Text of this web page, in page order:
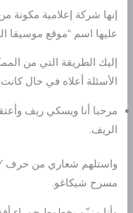
إنها شركة إعلامية
عليها اسم “موقع موسيقا
إليك الطريقة التي من
الأسئلة أعلاه في حال
مرحبا أنا ويسكي ريف
الريف.
مسرح شيكاغو.